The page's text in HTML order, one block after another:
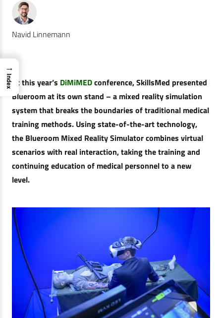
Navid Linnemann
At this year’s DiMiMEDconference, SkillsMed presented
Blueroom at its own stand – a mixed reality simulation
system that breaks the boundaries of traditional medical
training methods. Using state-of-the-art technology,
the Blueroom Mixed Reality Simulator combines virtual
scenarios with real interaction, taking the training and
continuing education of medical personnel to a new
level.
→
Index